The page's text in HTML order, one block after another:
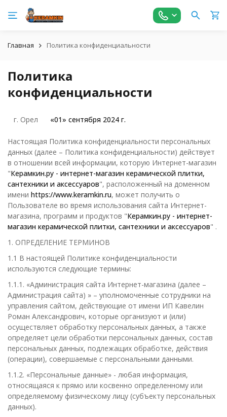
Главная Политика конфиденциальности
Политика
конфиденциальности
г. Орел «01» сентября 2024 г.
Настоящая Политика конфиденциальности персональных
данных (далее – Политика конфиденциальности) действует
в отношении всей информации, которую Интернет-магазин
"Керамкин.ру - интернет-магазин керамической плитки,
сантехники и аксессуаров", расположенный на доменном
имени https://www.keramkin.ru, может получить о
Пользователе во время использования сайта Интернет-
магазина, программ и продуктов "Керамкин.ру - интернет-
магазин керамической плитки, сантехники и аксессуаров" .
1. ОПРЕДЕЛЕНИЕ ТЕРМИНОВ
1.1 В настоящей Политике конфиденциальности
используются следующие термины:
1.1.1. «Администрация сайта Интернет-магазина (далее –
Администрация сайта) » – уполномоченные сотрудники на
управления сайтом, действующие от имени ИП Кавелин
Роман Александрович, которые организуют и (или)
осуществляет обработку персональных данных, а также
определяет цели обработки персональных данных, состав
персональных данных, подлежащих обработке, действия
(операции), совершаемые с персональными данными.
1.1.2. «Персональные данные» - любая информация,
относящаяся к прямо или косвенно определенному или
определяемому физическому лицу (субъекту персональных
данных).